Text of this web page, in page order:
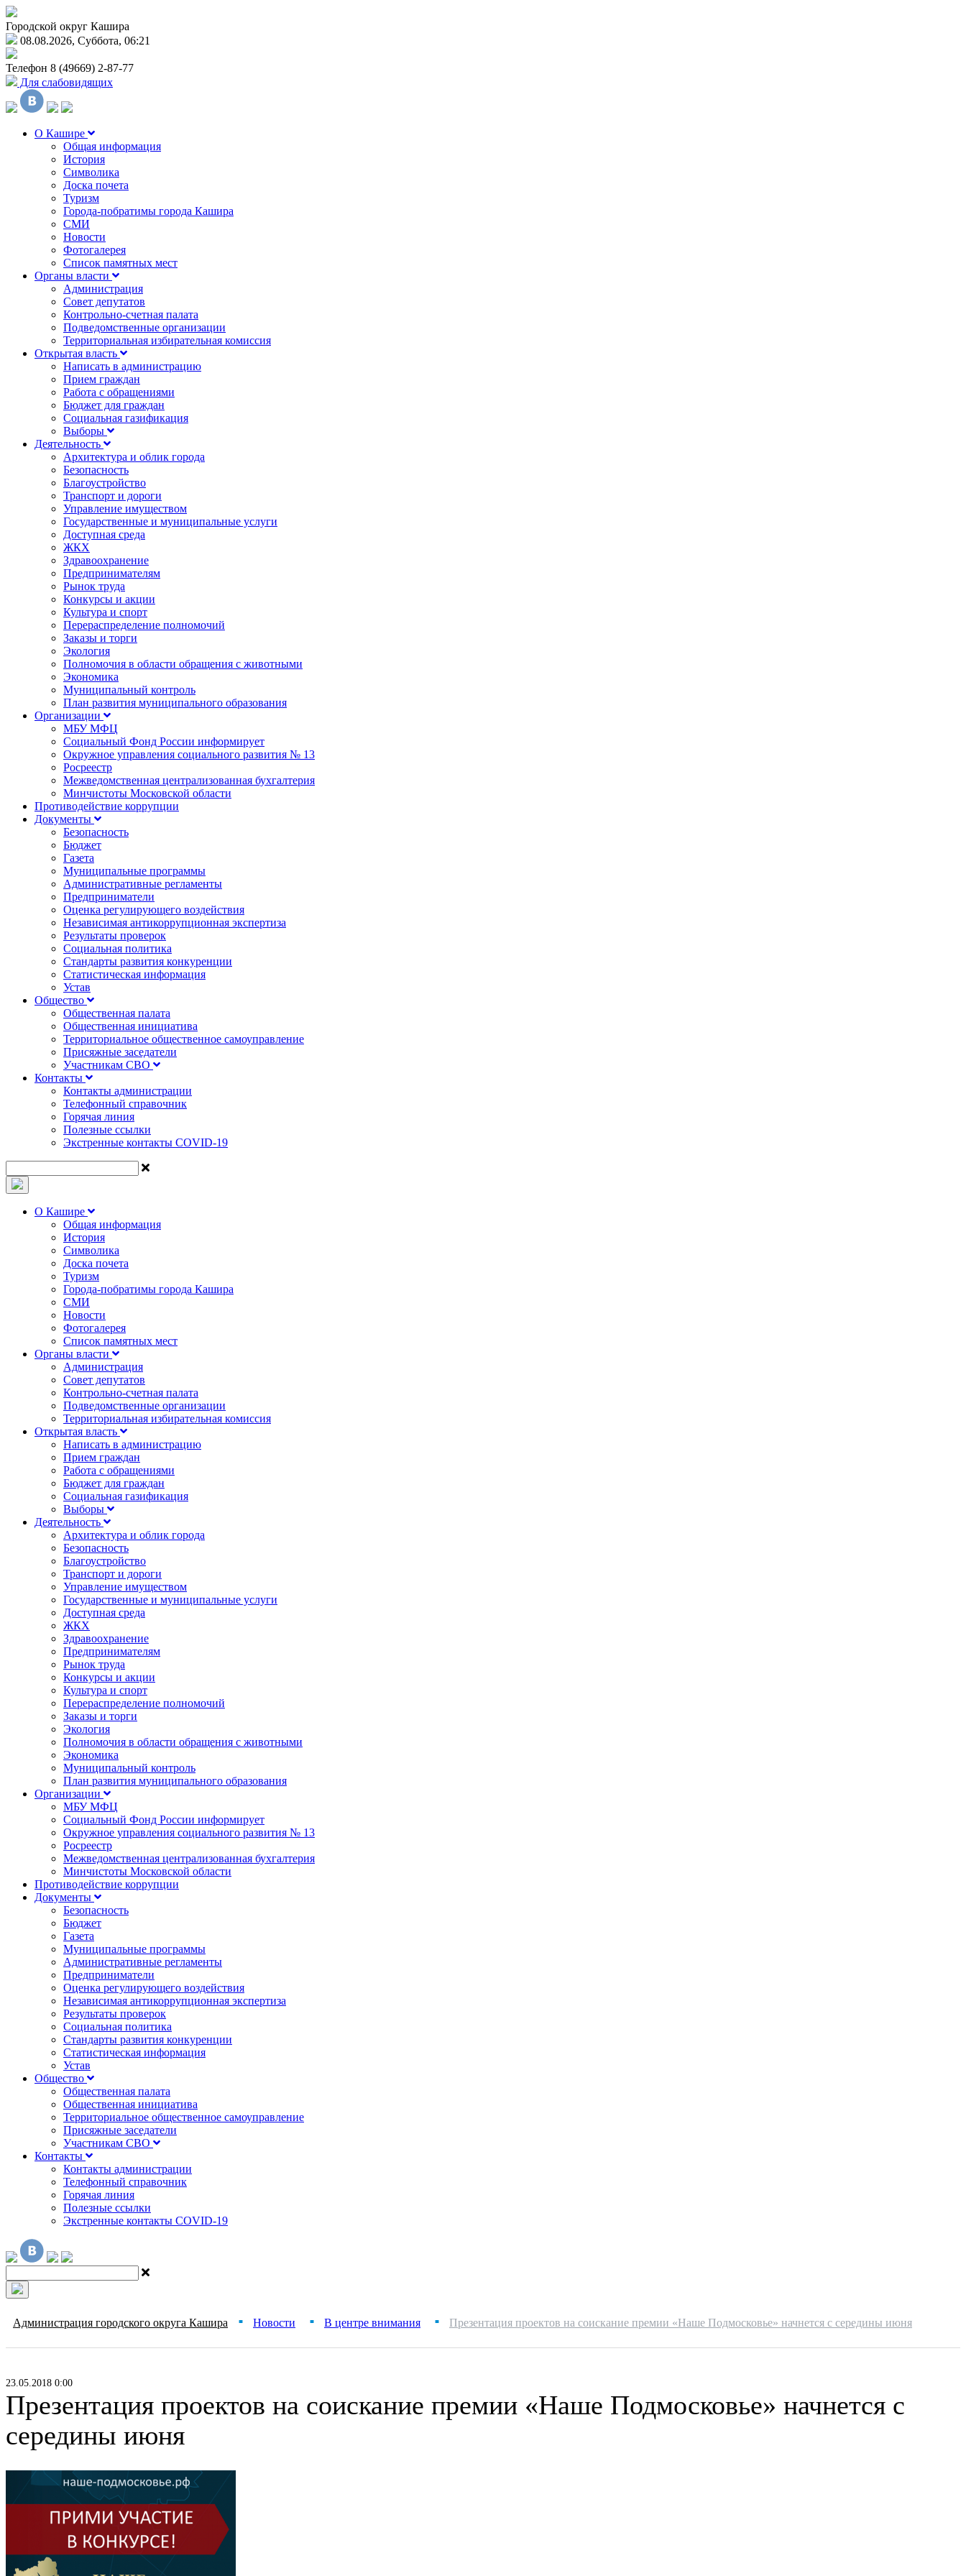
Городской округ Кашира
08.08.2026, Суббота, 06:21
Телефон 8 (49669) 2-87-77
Для слабовидящих
О Кашире
Общая информация
История
Символика
Доска почета
Туризм
Города-побратимы города Кашира
СМИ
Новости
Фотогалерея
Список памятных мест
Органы власти
Администрация
Совет депутатов
Контрольно-счетная палата
Подведомственные организации
Территориальная избирательная комиссия
Открытая власть
Написать в администрацию
Прием граждан
Работа с обращениями
Бюджет для граждан
Социальная газификация
Выборы
Деятельность
Архитектура и облик города
Безопасность
Благоустройство
Транспорт и дороги
Управление имуществом
Государственные и муниципальные услуги
Доступная среда
ЖКХ
Здравоохранение
Предпринимателям
Рынок труда
Конкурсы и акции
Культура и спорт
Перераспределение полномочий
Заказы и торги
Экология
Полномочия в области обращения с животными
Экономика
Муниципальный контроль
План развития муниципального образования
Организации
МБУ МФЦ
Социальный Фонд России информирует
Окружное управления социального развития № 13
Росреестр
Межведомственная централизованная бухгалтерия
Минчистоты Московской области
Противодействие коррупции
Документы
Безопасность
Бюджет
Газета
Муниципальные программы
Административные регламенты
Предприниматели
Оценка регулирующего воздействия
Независимая антикоррупционная экспертиза
Результаты проверок
Социальная политика
Стандарты развития конкуренции
Статистическая информация
Устав
Общество
Общественная палата
Общественная инициатива
Территориальное общественное самоуправление
Присяжные заседатели
Участникам СВО
Контакты
Контакты администрации
Телефонный справочник
Горячая линия
Полезные ссылки
Экстренные контакты COVID-19
О Кашире
Общая информация
История
Символика
Доска почета
Туризм
Города-побратимы города Кашира
СМИ
Новости
Фотогалерея
Список памятных мест
Органы власти
Администрация
Совет депутатов
Контрольно-счетная палата
Подведомственные организации
Территориальная избирательная комиссия
Открытая власть
Написать в администрацию
Прием граждан
Работа с обращениями
Бюджет для граждан
Социальная газификация
Выборы
Деятельность
Архитектура и облик города
Безопасность
Благоустройство
Транспорт и дороги
Управление имуществом
Государственные и муниципальные услуги
Доступная среда
ЖКХ
Здравоохранение
Предпринимателям
Рынок труда
Конкурсы и акции
Культура и спорт
Перераспределение полномочий
Заказы и торги
Экология
Полномочия в области обращения с животными
Экономика
Муниципальный контроль
План развития муниципального образования
Организации
МБУ МФЦ
Социальный Фонд России информирует
Окружное управления социального развития № 13
Росреестр
Межведомственная централизованная бухгалтерия
Минчистоты Московской области
Противодействие коррупции
Документы
Безопасность
Бюджет
Газета
Муниципальные программы
Административные регламенты
Предприниматели
Оценка регулирующего воздействия
Независимая антикоррупционная экспертиза
Результаты проверок
Социальная политика
Стандарты развития конкуренции
Статистическая информация
Устав
Общество
Общественная палата
Общественная инициатива
Территориальное общественное самоуправление
Присяжные заседатели
Участникам СВО
Контакты
Контакты администрации
Телефонный справочник
Горячая линия
Полезные ссылки
Экстренные контакты COVID-19
Администрация городского округа Кашира ■ Новости ■ В центре внимания ■ Презентация проектов на соискание премии «Наше Подмосковье» начнется с середины июня
23.05.2018 0:00
Презентация проектов на соискание премии «Наше Подмосковье» начнется с
середины июня